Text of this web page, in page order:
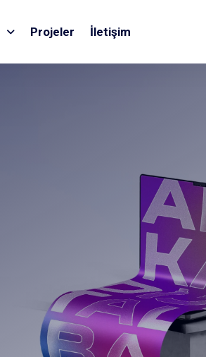
Projeler İletişim